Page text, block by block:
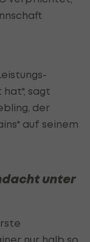
hat", sagt
der
auf seinem
unter
nur halb so